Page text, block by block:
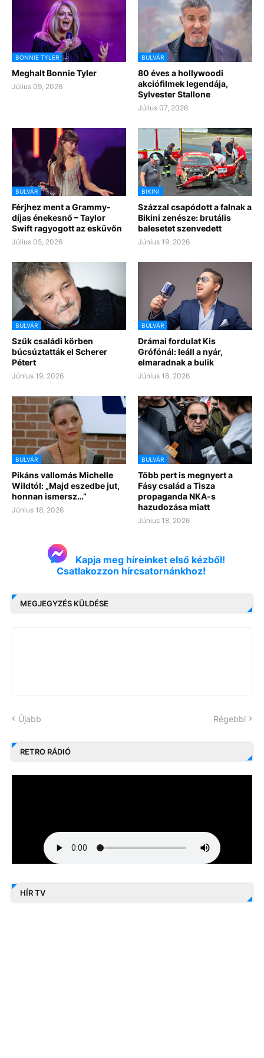
BONNIE TYLER
Meghalt Bonnie Tyler
Július 09, 2026
BULVÁR
80 éves a hollywoodi
akciófilmek legendája,
Sylvester Stallone
Július 07, 2026
BULVÁR
Férjhez ment a Grammy-
díjas énekesnő – Taylor
Swift ragyogott az esküvőn
Július 05, 2026
BIKINI
Százzal csapódott a falnak a
Bikini zenésze: brutális
balesetet szenvedett
Június 19, 2026
BULVÁR
Szűk családi körben
búcsúztatták el Scherer
Pétert
Június 19, 2026
BULVÁR
Drámai fordulat Kis
Grófónál: leáll a nyár,
elmaradnak a bulik
Június 18, 2026
BULVÁR
Pikáns vallomás Michelle
Wildtól: „Majd eszedbe jut,
honnan ismersz…”
Június 18, 2026
BULVÁR
Több pert is megnyert a
Fásy család a Tisza
propaganda NKA-s
hazudozása miatt
Június 18, 2026
Kapja meg híreinket első kézből!
Csatlakozzon hírcsatornánkhoz!
MEGJEGYZÉS KÜLDÉSE
Újabb Régebbi
RETRO RÁDIÓ
HÍR TV